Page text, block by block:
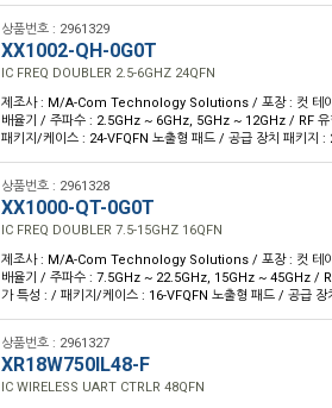
상품번호 : 2961329
XX1002-QH-0G0T
IC FREQ DOUBLER 2.5-6GHZ 24QFN
제조사 : M/A-Com Technology Solutions / 포장 : 컷 테
배율기 / 주파수 : 2.5GHz ~ 6GHz, 5GHz ~ 12GHz / RF
패키지/케이스 : 24-VFQFN 노출형 패드 / 공급 장치 패키지 :
상품번호 : 2961328
XX1000-QT-0G0T
IC FREQ DOUBLER 7.5-15GHZ 16QFN
제조사 : M/A-Com Technology Solutions / 포장 : 컷 테
배율기 / 주파수 : 7.5GHz ~ 22.5GHz, 15GHz ~ 45GHz /
가 특성 : / 패키지/케이스 : 16-VFQFN 노출형 패드 / 공급
상품번호 : 2961327
XR18W750IL48-F
IC WIRELESS UART CTRLR 48QFN